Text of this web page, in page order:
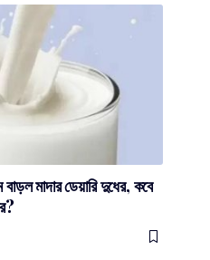
বাড়ল মাদার ডেয়ারি দুধের, কবে